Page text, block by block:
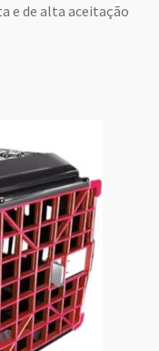
e de alta aceitação